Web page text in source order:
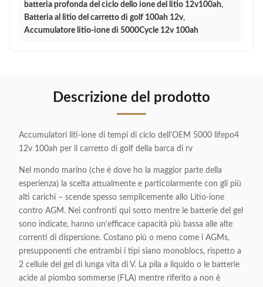
batteria profonda del ciclo dello ione del litio 12v100ah,
Batteria al litio del carretto di golf 100ah 12v,
Accumulatore litio-ione di 5000Cycle 12v 100ah
Descrizione del prodotto
Accumulatori liti-ione di tempi di ciclo dell'OEM 5000 lifepo4
12v 100ah per il carretto di golf della barca di rv
Nel mondo marino (che è dove ho la maggior parte della
esperienza) la scelta attualmente e particolarmente con gli più
alti carichi – scende spesso semplicemente allo Litio-ione
contro AGM. Nei confronti qui sotto mentre le batterie del gel
sono indicate, hanno un'efficace capacità più bassa alle alte
correnti di dispersione. Costano più o meno come i AGMs,
presupponenti che entrambi i tipi siano monoblocs, rispetto a
2 cellule del gel di lunga vita di V. La pila a liquido o le batterie
acide al piombo sommerse (FLA) mentre riferito a non è